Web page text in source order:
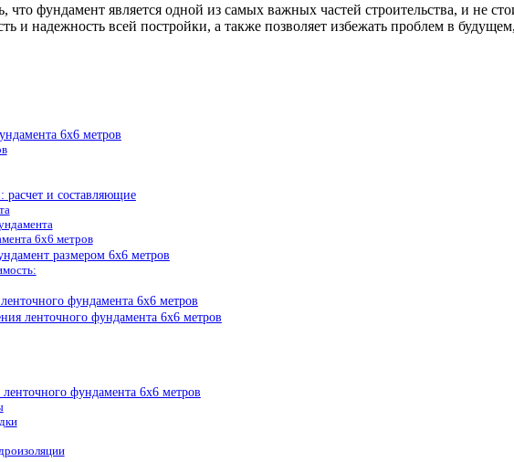
фундамент является одной из самых важных частей строительства, и не
и надежность всей постройки, а также позволяет избежать проблем в
6х6 метров
расчет и составляющие
6х6 метров
размером 6х6 метров
фундамента 6х6 метров
ленточного фундамента 6х6 метров
фундамента 6х6 метров